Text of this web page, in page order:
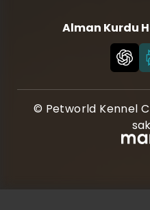
Alman Kurdu
© Petworld Kennel